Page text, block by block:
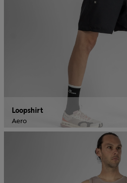
Loopshirt
Aero